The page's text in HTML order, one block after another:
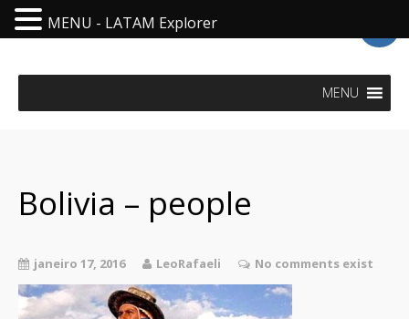
MENU
Bolivia – people
janeiro 17, 2016 LeoRafaeli No comments exist
MENU - LATAM Explorer